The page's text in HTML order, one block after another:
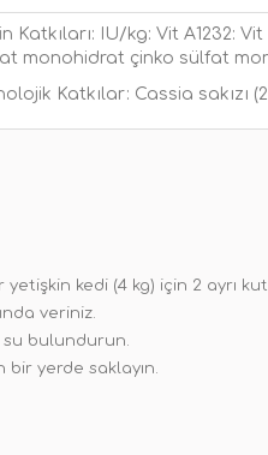
Katkıları: IU/kg: Vit A1232:
monohidrat çinko sülfat
Katkılar: Cassia
kedi (4 kg) için 2 ayrı
veriniz.
su bulundurun.
bir yerde saklayın.